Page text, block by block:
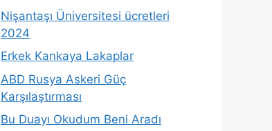
Nişantaşı Üniversitesi ücretleri
2024
Erkek Kankaya Lakaplar
ABD Rusya Askeri Güç
Karşılaştırması
Bu Duayı Okudum Beni Aradı